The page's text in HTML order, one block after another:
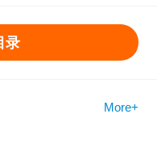
:从残破小院开始攻略无
下载精校版
领主求生:
录
More+